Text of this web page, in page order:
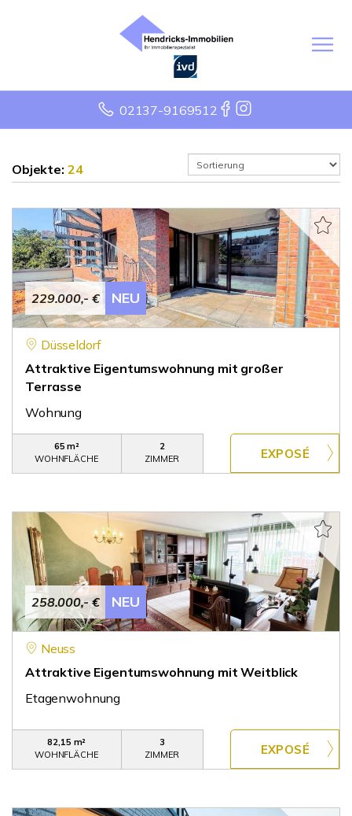
02137-9169512
Objekte: 24
229.000,- € NEU
Düsseldorf
Attraktive Eigentumswohnung mit großer
Terrasse
Wohnung
65 m²
WOHNFLÄCHE
2
ZIMMER
258.000,- € NEU
Neuss
Attraktive Eigentumswohnung mit Weitblick
Etagenwohnung
82,15 m²
WOHNFLÄCHE
3
ZIMMER